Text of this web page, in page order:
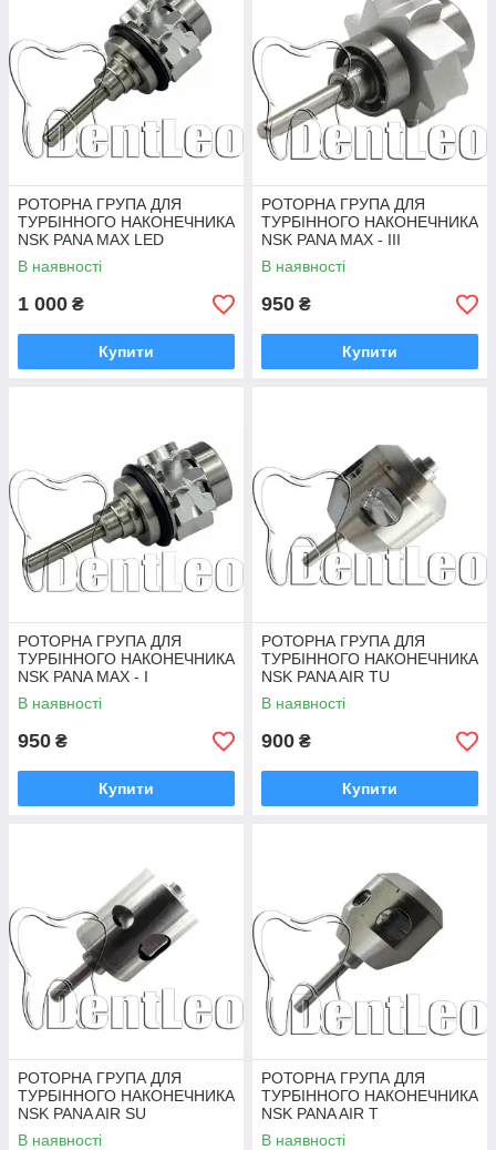
РОТОРНА ГРУПА ДЛЯ
ТУРБІННОГО НАКОНЕЧНИКА
NSK PANA MAX LED
В наявності
1 000 ₴
Купити
РОТОРНА ГРУПА ДЛЯ
ТУРБІННОГО НАКОНЕЧНИКА
NSK PANA MAX - III
В наявності
950 ₴
Купити
РОТОРНА ГРУПА ДЛЯ
ТУРБІННОГО НАКОНЕЧНИКА
NSK PANA MAX - I
В наявності
950 ₴
Купити
РОТОРНА ГРУПА ДЛЯ
ТУРБІННОГО НАКОНЕЧНИКА
NSK PANA AIR TU
В наявності
900 ₴
Купити
РОТОРНА ГРУПА ДЛЯ
ТУРБІННОГО НАКОНЕЧНИКА
NSK PANA AIR SU
В наявності
РОТОРНА ГРУПА ДЛЯ
ТУРБІННОГО НАКОНЕЧНИКА
NSK PANA AIR T
В наявності